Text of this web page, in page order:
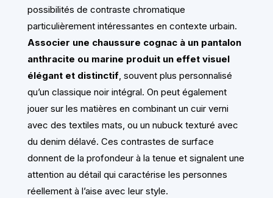
possibilités de contraste chromatique
particulièrement intéressantes en contexte urbain.
Associer une chaussure cognac à un pantalon
anthracite ou marine produit un effet visuel
élégant et distinctif, souvent plus personnalisé
qu’un classique noir intégral. On peut également
jouer sur les matières en combinant un cuir verni
avec des textiles mats, ou un nubuck texturé avec
du denim délavé. Ces contrastes de surface
donnent de la profondeur à la tenue et signalent une
attention au détail qui caractérise les personnes
réellement à l’aise avec leur style.